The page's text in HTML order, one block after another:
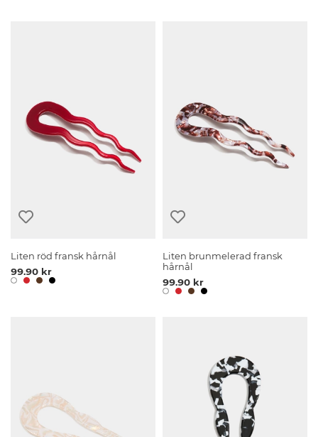
Liten röd fransk hårnål
99.90 kr
Liten brunmelerad fransk
hårnål
99.90 kr